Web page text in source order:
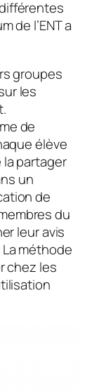
de l’ENT a
groupes
les
de
élève
partager
un
de
du
leur avis
méthode
chez les